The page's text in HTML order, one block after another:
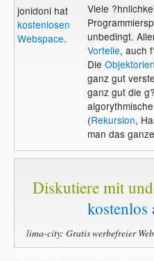
jonidoni hat
kostenlosen
Webspace.
Viele
unbedingt.
Vorteile, auch
Die
ganz gut
ganz gut die
(Rekursion,
man das
Diskutiere mit
kostenlos
lima-city: Gratis werbefreier